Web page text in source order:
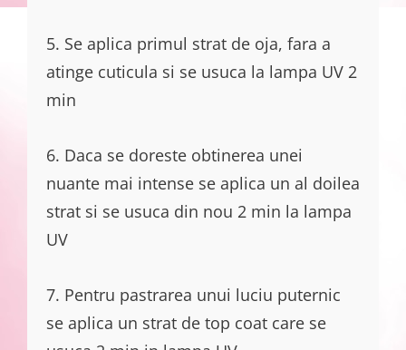
5. Se aplica primul strat de oja, fara a
atinge cuticula si se usuca la lampa UV 2
min
6. Daca se doreste obtinerea unei
nuante mai intense se aplica un al doilea
strat si se usuca din nou 2 min la lampa
UV
7. Pentru pastrarea unui luciu puternic
se aplica un strat de top coat care se